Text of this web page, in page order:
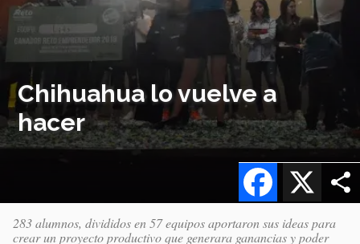
Chihuahua lo vuelve a
hacer
X
Facebook
283 alumnos, divididos en 57 equipos aportaron sus ideas para
crear un proyecto productivo que generara ganancias y poder